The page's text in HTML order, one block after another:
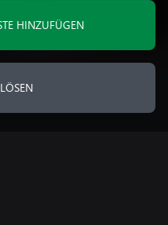
HINZUFÜGEN